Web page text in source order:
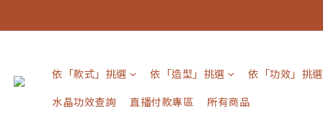
依「款式」挑選 依「造型」挑選 依「功效」挑選
水晶功效查詢
直播付款專區 所有商品